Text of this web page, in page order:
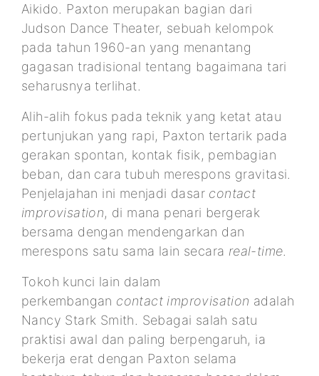
Aikido. Paxton merupakan bagian dari
Judson Dance Theater, sebuah kelompok
pada tahun 1960-an yang menantang
gagasan tradisional tentang bagaimana tari
seharusnya terlihat.
Alih-alih fokus pada teknik yang ketat atau
pertunjukan yang rapi, Paxton tertarik pada
gerakan spontan, kontak fisik, pembagian
beban, dan cara tubuh merespons gravitasi.
Penjelajahan ini menjadi dasar contact
improvisation, di mana penari bergerak
bersama dengan mendengarkan dan
merespons satu sama lain secara real-time.
Tokoh kunci lain dalam
perkembangan contact improvisation adalah
Nancy Stark Smith. Sebagai salah satu
praktisi awal dan paling berpengaruh, ia
bekerja erat dengan Paxton selama